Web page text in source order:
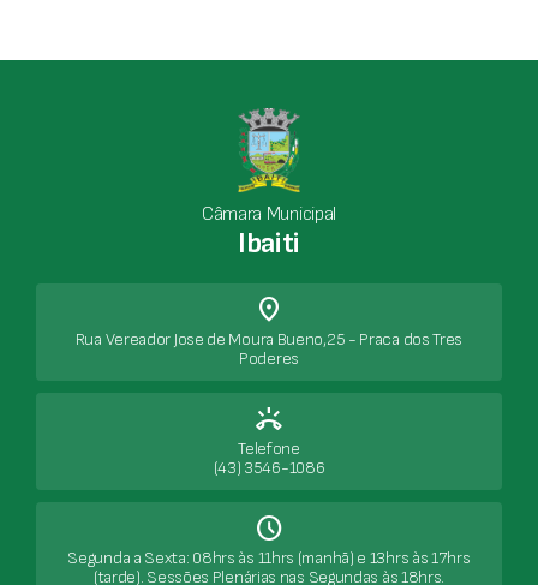
Câmara Municipal
Ibaiti
place
Rua Vereador Jose de Moura Bueno,25 - Praca dos Tres
Poderes
ring_volume
Telefone
(43) 3546-1086
Schedule
Segunda a Sexta: 08hrs às 11hrs (manhã) e 13hrs às 17hrs
(tarde). Sessões Plenárias nas Segundas às 18hrs.